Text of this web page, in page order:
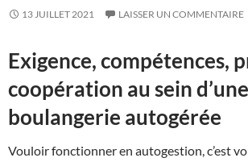
13 JUILLET 2021 LAISSER UN COMMENTAIRE
Exigence, compétences,
coopération au sein d’une
boulangerie autogérée
Vouloir fonctionner en autogestion, c’est